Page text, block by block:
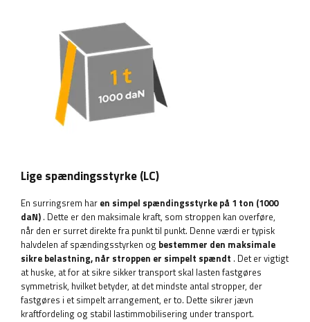
Lige spændingsstyrke (LC)
En surringsrem har en simpel spændingsstyrke på 1 ton (1000
daN) . Dette er den maksimale kraft, som stroppen kan overføre,
når den er surret direkte fra punkt til punkt. Denne værdi er typisk
halvdelen af ​​spændingsstyrken og bestemmer den maksimale
sikre belastning, når stroppen er simpelt spændt . Det er vigtigt
at huske, at for at sikre sikker transport skal lasten fastgøres
symmetrisk, hvilket betyder, at det mindste antal stropper, der
fastgøres i et simpelt arrangement, er to. Dette sikrer jævn
kraftfordeling og stabil lastimmobilisering under transport.